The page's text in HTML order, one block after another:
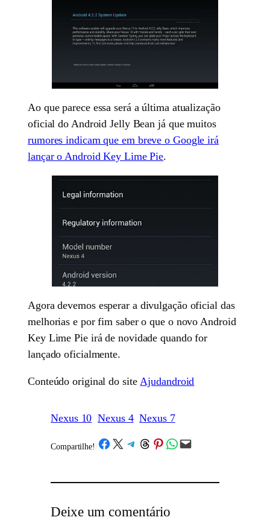
Ao que parece essa será a última atualização
oficial do Android Jelly Bean já que muitos
rumores indicam que em breve o Google irá
lançar o Android Key Lime Pie.
Agora devemos esperar a divulgação oficial das
melhorias e por fim saber o que o novo Android
Key Lime Pie irá de novidade quando for
lançado oficialmente.
Conteúdo original do siteAjudandroid
Nexus 10 Nexus 4 Nexus 7
Compartilhe!/Share on Facebook
Share on X Share on Telegram
Share on Threads
Share on Pinterest
Share on WhatsApp
Email this Page
Deixe um comentário